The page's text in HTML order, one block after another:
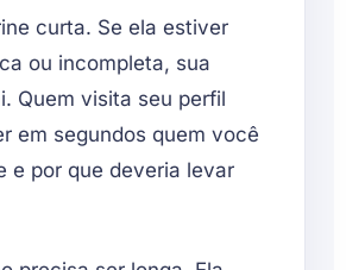
curta. Se ela estiver
ou incompleta, sua
Quem visita seu perfil
em segundos quem você
e por que deveria levar